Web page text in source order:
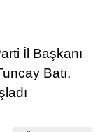
İl Başkanı
Batı,